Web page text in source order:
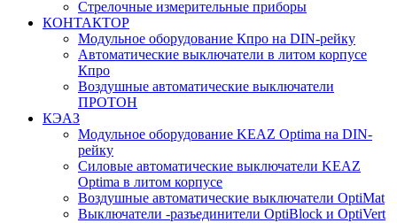
Стрелочные измерительные приборы
КОНТАКТОР
Модульное оборудование Кпро на DIN-рейку
Автоматические выключатели в литом корпусе
Кпро
Воздушные автоматические выключатели
ПРОТОН
КЭАЗ
Модульное оборудование KEAZ Optima на DIN-
рейку
Силовые автоматические выключатели KEAZ
Optima в литом корпусе
Воздушные автоматические выключатели OptiMat
Выключатели -разъединители OptiBlock и OptiVert